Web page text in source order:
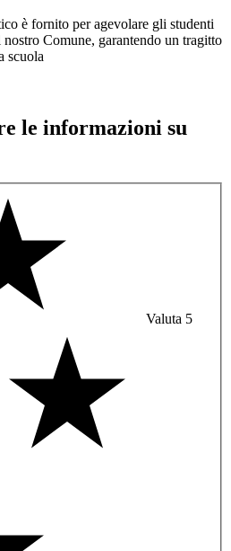
è fornito per agevolare gli studenti
Comune, garantendo un tragitto
scuola
le informazioni su
Valuta 5